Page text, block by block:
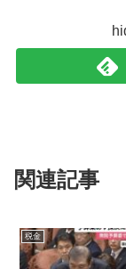
関連記事
税金